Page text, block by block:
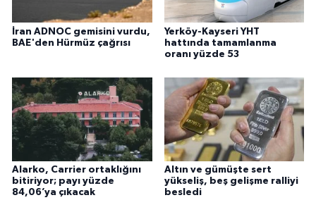
İran ADNOC gemisini vurdu,
BAE'den Hürmüz çağrısı
Yerköy-Kayseri YHT
hattında tamamlanma
oranı yüzde 53
Alarko, Carrier ortaklığını
bitiriyor; payı yüzde
84,06’ya çıkacak
Altın ve gümüşte sert
yükseliş, beş gelişme ralliyi
besledi